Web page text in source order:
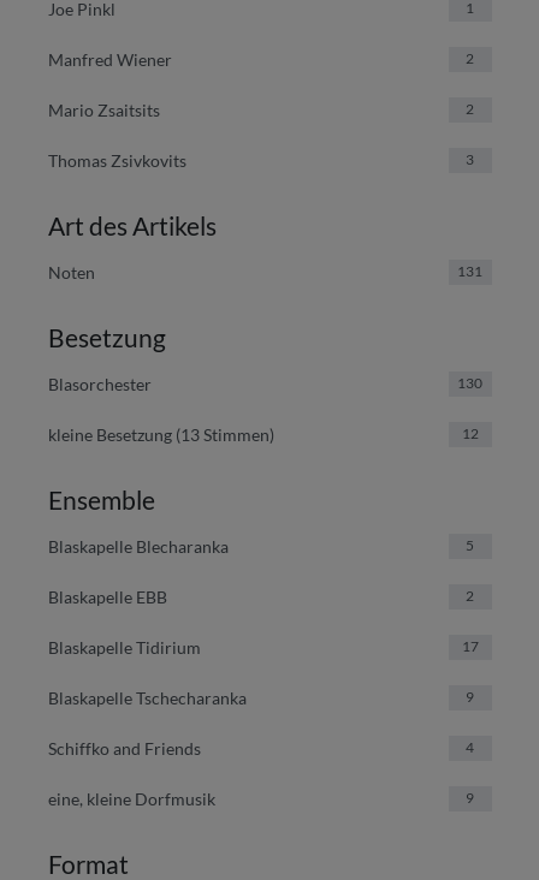
Joe Pinkl 1
Manfred Wiener 2
Mario Zsaitsits 2
Thomas Zsivkovits 3
Art des Artikels
Noten 131
Besetzung
Blasorchester 130
kleine Besetzung (13 Stimmen) 12
Ensemble
Blaskapelle Blecharanka 5
Blaskapelle EBB 2
Blaskapelle Tidirium 17
Blaskapelle Tschecharanka 9
Schiffko and Friends 4
eine, kleine Dorfmusik 9
Format